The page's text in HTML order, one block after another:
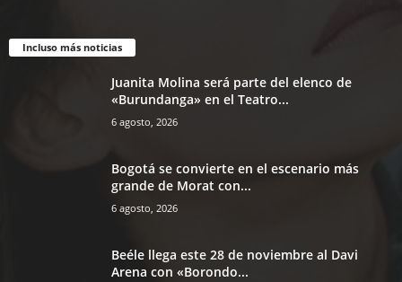
Incluso más noticias
Juanita Molina será parte del elenco de
«Burundanga» en el Teatro...
6 agosto, 2026
Bogotá se convierte en el escenario más
grande de Morat con...
6 agosto, 2026
Beéle llega este 28 de noviembre al Davi
Arena con «Borondo...